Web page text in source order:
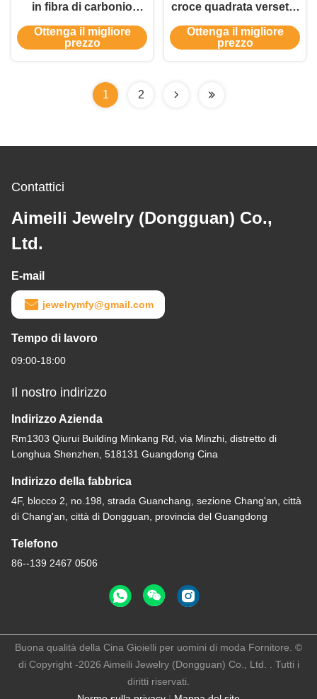
in fibra di carbonio
Forgiato Men Link
Chain Collare per
Ottenga il migliore
prezzo
croce quadrata versetto
biblico collare in fibra di
carbonio forgiato per
Ottenga il migliore
prezzo
1 2
Contattici
Aimeili Jewelry (Dongguan) Co.,
Ltd.
E-mail
jewelrymfy@gmail.com
Tempo di lavoro
09:00-18:00
Il nostro indirizzo
Indirizzo Azienda
Rm1303 Qiurui Building Minkang Rd, via Minzhi, distretto di
Longhua Shenzhen, 518131 Guangdong Cina
Indirizzo della fabbrica
4F, blocco 2, no.198, strada Guanchang, sezione Chang'an, città
di Chang'an, città di Dongguan, provincia del Guangdong
Telefono
86--139 2467 0506
Buona qualità della Cina Gioielli per uomini di moda Fornitore. ©
di Copyright -2026 Aimeili Jewelry (Dongguan) Co., Ltd. . Tutti i
diritti riservati.